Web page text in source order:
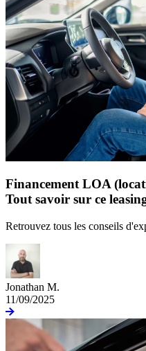
Financement LOA
Tout savoir sur ce
Retrouvez tous les conseils
Jonathan M.
11/09/2025